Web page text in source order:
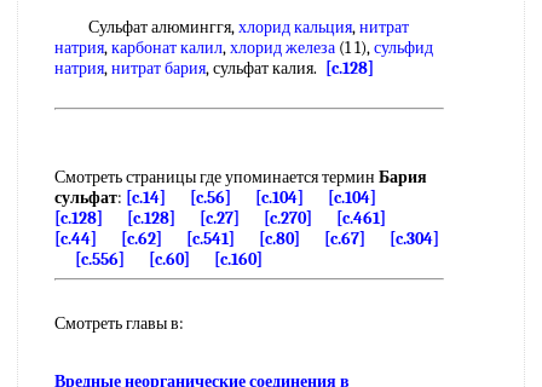
Сульфат алюминггя,хлорид кальция,нитрат
натрия,карбонат калил,хлорид железа (1 1),сульфид
натрия,нитрат бария, сульфат калия. [c.128]
Смотреть страницы где упоминается термин Бария
сульфат: [c.14] [c.56] [c.104]
[c.104]
[c.128]
[c.128] [c.27] [c.270]
[c.461]
[c.44]
[c.62] [c.541] [c.80] [c.67]
[c.304]
[c.556]
[c.60] [c.160]
Смотреть главы в:
Вредные неорганические соединения в